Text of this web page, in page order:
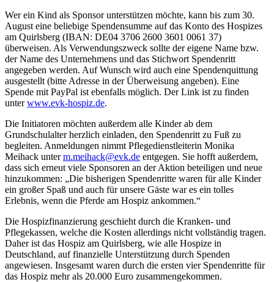
Wer ein Kind als Sponsor unterstützen möchte, kann bis zum 30.
August eine beliebige Spendensumme auf das Konto des Hospizes
am Quirlsberg (IBAN: DE04 3706 2600 3601 0061 37)
überweisen. Als Verwendungszweck sollte der eigene Name bzw.
der Name des Unternehmens und das Stichwort Spendenritt
angegeben werden. Auf Wunsch wird auch eine Spendenquittung
ausgestellt (bitte Adresse in der Überweisung angeben). Eine
Spende mit PayPal ist ebenfalls möglich. Der Link ist zu finden
unterwww.evk-hospiz.de.
Die Initiatoren möchten außerdem alle Kinder ab dem
Grundschulalter herzlich einladen, den Spendenritt zu Fuß zu
begleiten. Anmeldungen nimmt Pflegedienstleiterin Monika
Meihack unterm.meihack@evk.de entgegen. Sie hofft außerdem,
dass sich erneut viele Sponsoren an der Aktion beteiligen und neue
hinzukommen: „Die bisherigen Spendenritte waren für alle Kinder
ein großer Spaß und auch für unsere Gäste war es ein tolles
Erlebnis, wenn die Pferde am Hospiz ankommen.“
Die Hospizfinanzierung geschieht durch die Kranken- und
Pflegekassen, welche die Kosten allerdings nicht vollständig tragen.
Daher ist das Hospiz am Quirlsberg, wie alle Hospize in
Deutschland, auf finanzielle Unterstützung durch Spenden
angewiesen. Insgesamt waren durch die ersten vier Spendenritte für
das Hospiz mehr als 20.000 Euro zusammengekommen.